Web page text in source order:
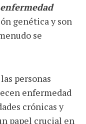
enfermedad
genética y son
se
personas
enfermedad
crónicas y
papel crucial en